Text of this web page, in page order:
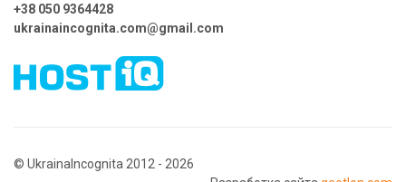
+38 050 9364428
ukrainaincognita.com@gmail.com
© UkrainaIncognita 2012 - 2026